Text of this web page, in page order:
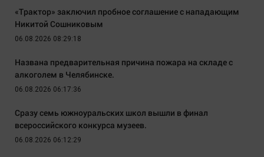
«Трактор» заключил пробное соглашение с нападающим
Никитой Сошниковым
06.08.2026 08:29:18
Названа предварительная причина пожара на складе с
алкоголем в Челябинске.
06.08.2026 06:17:36
Сразу семь южноуральских школ вышли в финал
всероссийского конкурса музеев.
06.08.2026 06:12:29